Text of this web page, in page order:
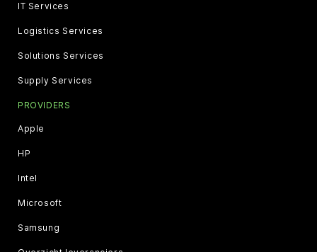
IT Services
Logistics Services
Solutions Services
Supply Services
PROVIDERS
Apple
HP
Intel
Microsoft
Samsung